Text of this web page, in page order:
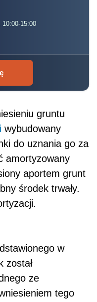
10:00-15:00
gruntu
wybudowany
do uznania go za
amortyzowany
aportem grunt
środek trwały.
w
został
ze
tego